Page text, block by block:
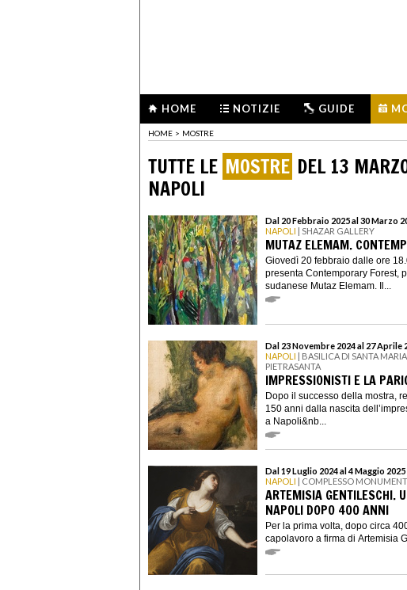
HOME NOTIZIE GUIDE
HOME > MOSTRE
TUTTE LE MOSTRE DEL 13
NAPOLI
Dal 20 Febbraio 2025 al 30 Marzo
NAPOLI | SHAZAR GALLERY
MUTAZ ELEMAM.
Giovedì 20 febbraio dalle ore
presenta Contemporary Forest,
sudanese Mutaz Elemam. Il...
Dal 23 Novembre 2024 al 27 Aprile
NAPOLI | BASILICA DI SANTA
PIETRASANTA
IMPRESSIONISTI E LA
Dopo il successo della mostra,
150 anni dalla nascita
a Napoli&nb...
Dal 19 Luglio 2024 al 4 Maggio 2025
NAPOLI | COMPLESSO
ARTEMISIA GENTILESCHI.
NAPOLI DOPO 400 ANNI
Per la prima volta, dopo circa
capolavoro a firma di Artemisia